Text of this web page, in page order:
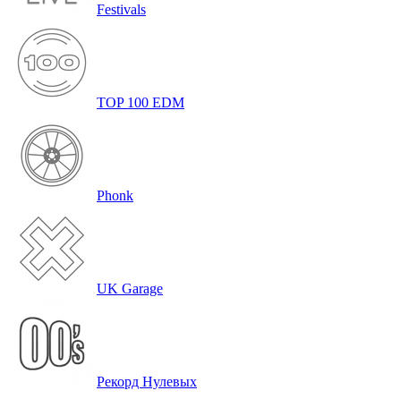
Festivals
TOP 100 EDM
Phonk
UK Garage
Рекорд Нулевых